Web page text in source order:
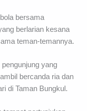
bersama
berlarian kesana
teman-temannya.
yang
bercanda ria dan
di Taman Bungkul.